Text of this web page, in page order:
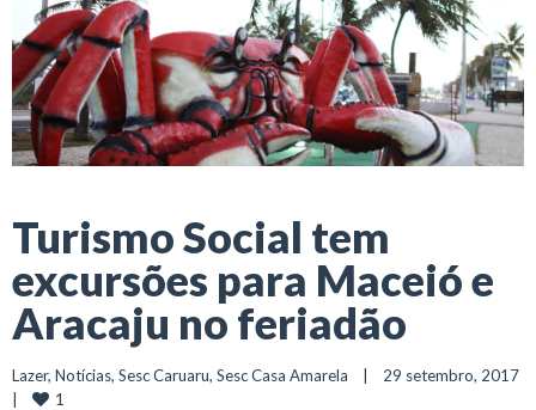
Turismo Social tem
excursões para Maceió e
Aracaju no feriadão
Lazer, Notícias, Sesc Caruaru, Sesc Casa Amarela
    |    29 setembro, 2017
|
1